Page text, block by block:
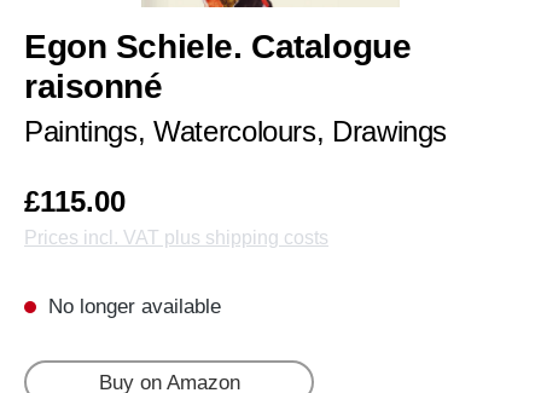
Egon Schiele. Catalogue
raisonné
Paintings, Watercolours, Drawings
£115.00
Prices incl. VAT plus shipping costs
No longer available
Buy on Amazon